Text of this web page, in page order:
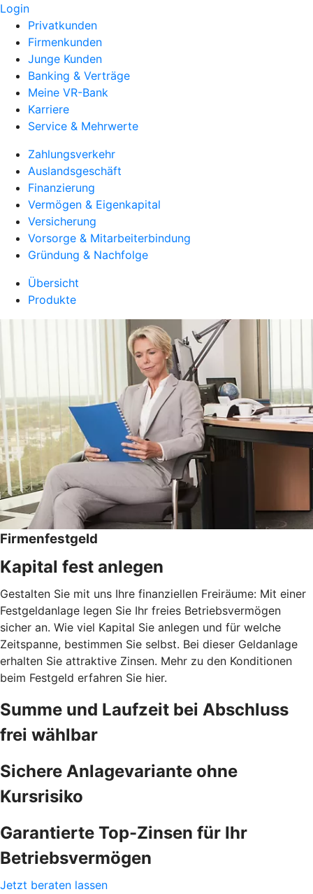
Login
Privatkunden
Firmenkunden
Junge Kunden
Banking & Verträge
Meine VR-Bank
Karriere
Service & Mehrwerte
Zahlungsverkehr
Auslandsgeschäft
Finanzierung
Vermögen & Eigenkapital
Versicherung
Vorsorge & Mitarbeiterbindung
Gründung & Nachfolge
Übersicht
Produkte
Firmenfestgeld
Kapital fest anlegen
Gestalten Sie mit uns Ihre finanziellen Freiräume: Mit einer
Festgeldanlage legen Sie Ihr freies Betriebsvermögen
sicher an. Wie viel Kapital Sie anlegen und für welche
Zeitspanne, bestimmen Sie selbst. Bei dieser Geldanlage
erhalten Sie attraktive Zinsen. Mehr zu den Konditionen
beim Festgeld erfahren Sie hier.
Summe und Laufzeit bei Abschluss
frei wählbar
Sichere Anlagevariante ohne
Kursrisiko
Garantierte Top-Zinsen für Ihr
Betriebsvermögen
Jetzt beraten lassen